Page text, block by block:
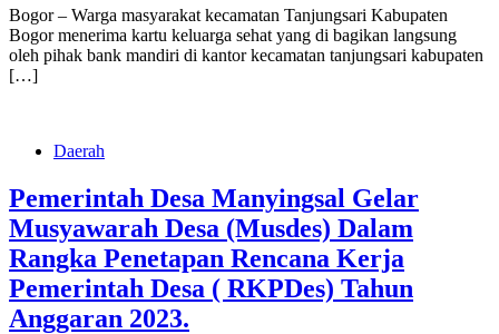
Bogor – Warga masyarakat kecamatan Tanjungsari Kabupaten
Bogor menerima kartu keluarga sehat yang di bagikan langsung
oleh pihak bank mandiri di kantor kecamatan tanjungsari kabupaten
[…]
Daerah
Pemerintah Desa Manyingsal Gelar
Musyawarah Desa (Musdes) Dalam
Rangka Penetapan Rencana Kerja
Pemerintah Desa ( RKPDes) Tahun
Anggaran 2023.